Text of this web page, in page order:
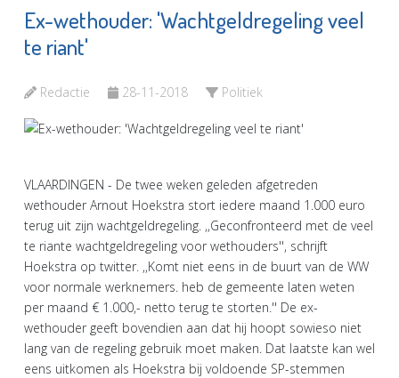
Ex-wethouder: 'Wachtgeldregeling veel
te riant'
Redactie 28-11-2018 Politiek
VLAARDINGEN - De twee weken geleden afgetreden
wethouder Arnout Hoekstra stort iedere maand 1.000 euro
terug uit zijn wachtgeldregeling. ,,Geconfronteerd met de veel
te riante wachtgeldregeling voor wethouders'', schrijft
Hoekstra op twitter. ,,Komt niet eens in de buurt van de WW
voor normale werknemers. heb de gemeente laten weten
per maand € 1.000,- netto terug te storten.'' De ex-
wethouder geeft bovendien aan dat hij hoopt sowieso niet
lang van de regeling gebruik moet maken. Dat laatste kan wel
eens uitkomen als Hoekstra bij voldoende SP-stemmen